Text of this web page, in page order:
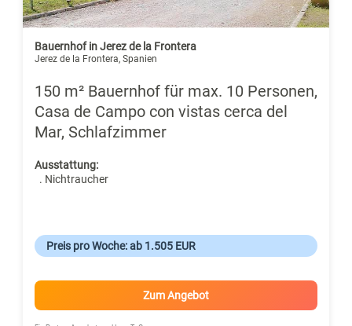
Bauernhof in Jerez de la Frontera
Jerez de la Frontera, Spanien
150 m² Bauernhof für max. 10 Personen,
Casa de Campo con vistas cerca del
Mar, Schlafzimmer
Ausstattung:
. Nichtraucher
Preis pro Woche: ab 1.505 EUR
Zum Angebot